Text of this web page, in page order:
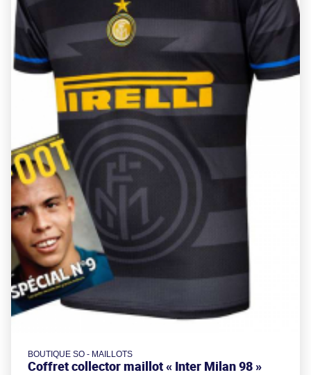
BOUTIQUE SO - MAILLOTS
Coffret collector maillot « Inter Milan 98 »